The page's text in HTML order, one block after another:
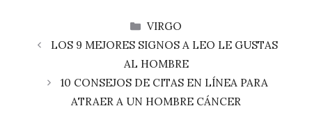
CATEGORÍAS
VIRGO
LOS 9 MEJORES SIGNOS A LEO LE GUSTAS
AL HOMBRE
10 CONSEJOS DE CITAS EN LÍNEA PARA
ATRAER A UN HOMBRE CÁNCER